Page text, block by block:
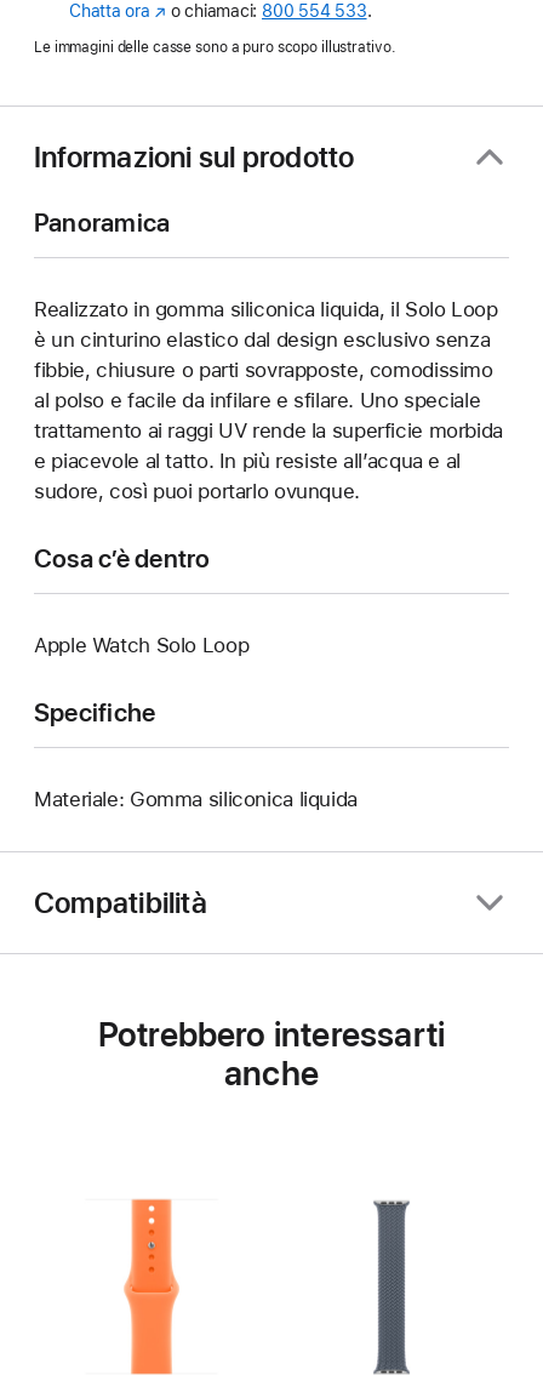
Chatta ora (Si
nuova
o chiamaci: 800 554 533.
Le immagini delle casse sono a puro scopo illustrativo.
Informazioni sul prodotto
Panoramica
Realizzato in gomma siliconica liquida, il Solo Loop
è un cinturino elastico dal design esclusivo senza
fibbie, chiusure o parti sovrapposte, comodissimo
al polso e facile da infilare e sfilare. Uno speciale
trattamento ai raggi UV rende la superficie morbida
e piacevole al tatto. In più resiste all’acqua e al
sudore, così puoi portarlo ovunque.
Cosa c’è dentro
Apple Watch Solo Loop
Specifiche
Materiale: Gomma siliconica liquida
Compatibilità
Potrebbero interessarti
anche